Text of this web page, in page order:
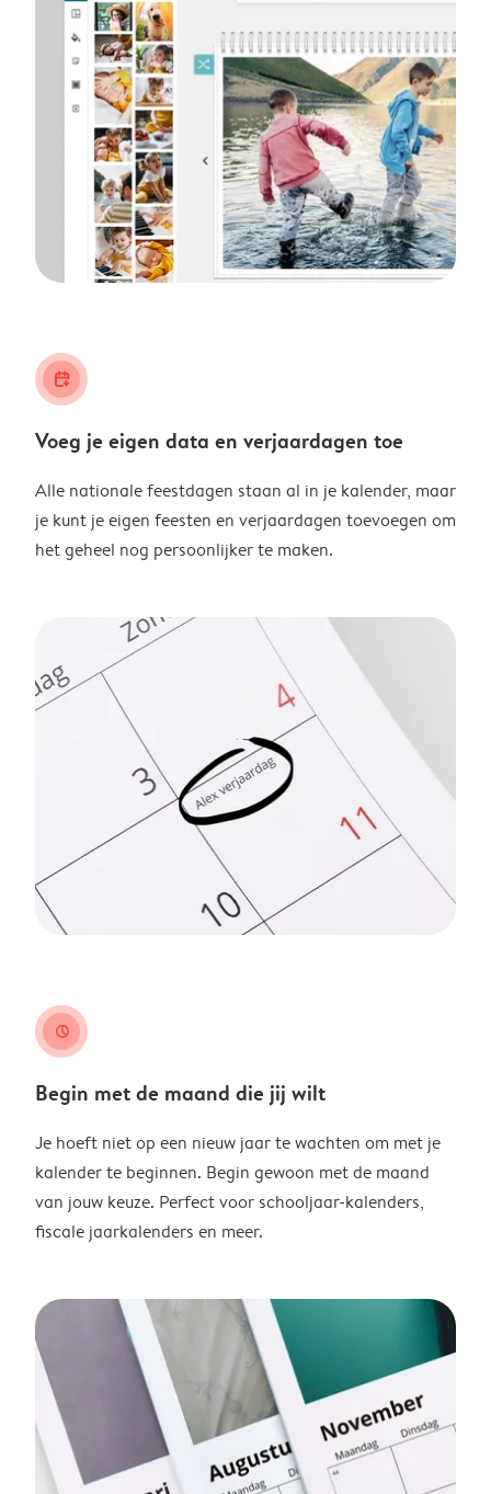
calendar_plus
Voeg je eigen data en verjaardagen toe
Alle nationale feestdagen staan al in je kalender, maar
je kunt je eigen feesten en verjaardagen toevoegen om
het geheel nog persoonlijker te maken.
clock
Begin met de maand die jij wilt
Je hoeft niet op een nieuw jaar te wachten om met je
kalender te beginnen. Begin gewoon met de maand
van jouw keuze. Perfect voor schooljaar-kalenders,
fiscale jaarkalenders en meer.